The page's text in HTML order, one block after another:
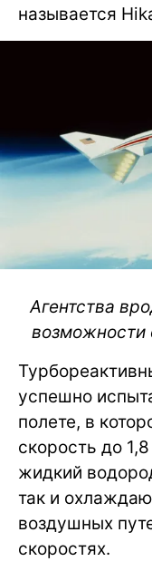
называется
Агентства
возможности
успешно
полете, в
скорость до
жидкий
так и
воздушных
скоростях.